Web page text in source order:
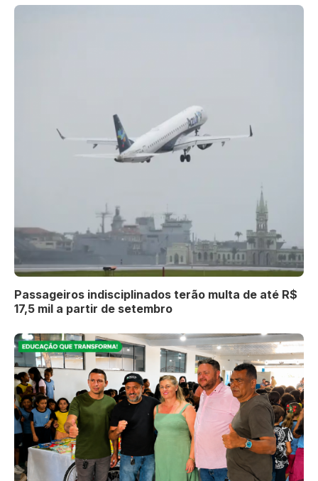
Passageiros indisciplinados terão multa de até R$
17,5 mil a partir de setembro